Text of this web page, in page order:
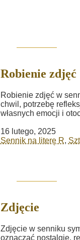
Robienie zdjęć
Robienie zdjęć w
chwil, potrzebę
własnych emocji i
16 lutego, 2025
Sennik na literę R,
Zdjęcie
Zdjęcie w senniku
oznaczać nostalgię,